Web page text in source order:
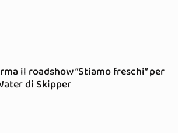
il roadshow “Stiamo freschi” per
di Skipper